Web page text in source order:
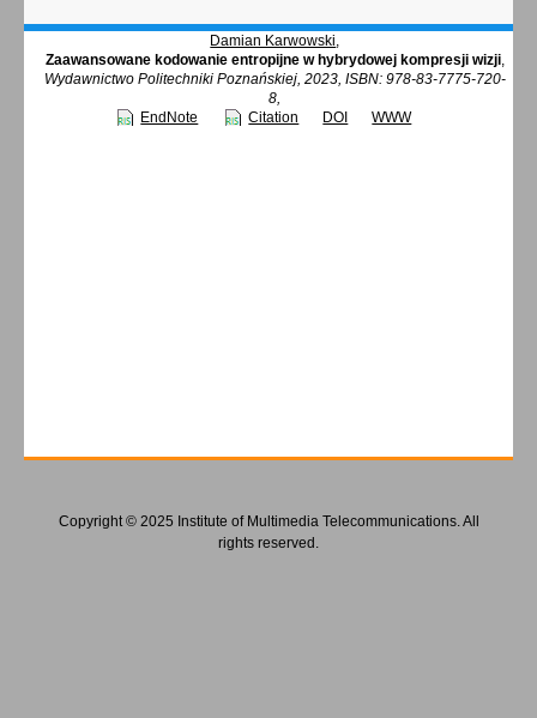
Damian Karwowski,
Zaawansowane kodowanie entropijne w hybrydowej kompresji wizji,
Wydawnictwo Politechniki Poznańskiej, 2023, ISBN: 978-83-7775-720-
8,
EndNote
Citation DOI WWW
Copyright © 2025 Institute of Multimedia Telecommunications. All
rights reserved.